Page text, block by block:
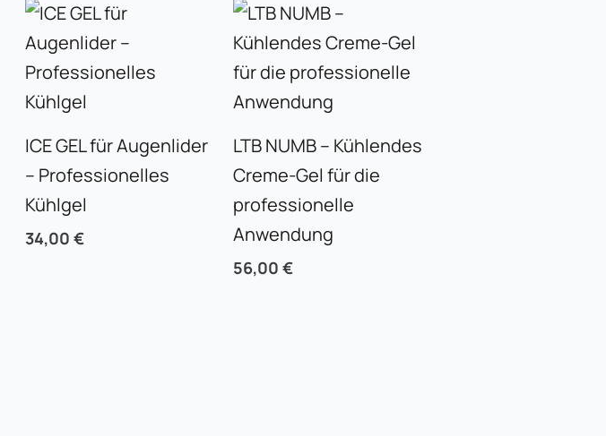
ICE GEL für Augenlider
– Professionelles
Kühlgel
34,00 €
LTB NUMB – Kühlendes
Creme-Gel für die
professionelle
Anwendung
56,00 €